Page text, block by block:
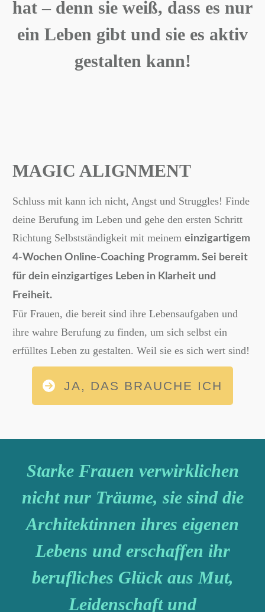
hat – denn sie weiß, dass es nur
ein Leben gibt und sie es aktiv
gestalten kann!
MAGIC ALIGNMENT
Schluss mit kann ich nicht, Angst und Struggles! Finde
deine Berufung im Leben und gehe den ersten Schritt
Richtung Selbstständigkeit mit meinem einzigartigem
4-Wochen Online-Coaching Programm. Sei bereit
für dein einzigartiges Leben in Klarheit und
Freiheit.
Für Frauen, die bereit sind ihre Lebensaufgaben und
ihre wahre Berufung zu finden, um sich selbst ein
erfülltes Leben zu gestalten. Weil sie es sich wert sind!
JA, DAS BRAUCHE ICH
Starke Frauen verwirklichen
nicht nur Träume, sie sind die
Architektinnen ihres eigenen
Lebens und erschaffen ihr
berufliches Glück aus Mut,
Leidenschaft und